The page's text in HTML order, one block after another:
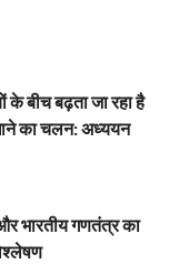
के बीच बढ़ता जा रहा है
का चलन: अध्ययन
भारतीय गणतंत्र का